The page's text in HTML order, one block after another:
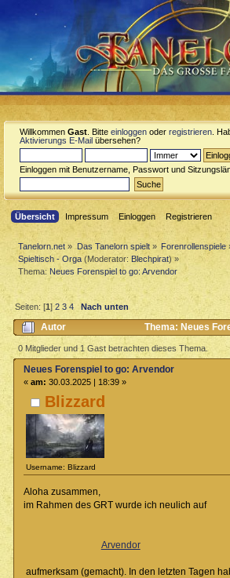
Willkommen Gast . Bitte einloggen oder registrieren .
Aktivierungs E-Mail übersehen?
Einloggen mit Benutzername, Passwort und
Übersicht Impressum Einloggen Registrieren
Tanelorn.net » Das Tanelorn spielt» Forenrollenspiele
Spieltisch - Orga(Moderator:Blechpirat) »
Thema:Neues Forenspiel to go: Arvendor
Seiten: [1]2 3 4 Nach unten
Autor
Thema: Neues
(Gelesen 7646 mal)
0 Mitglieder und 1 Gast betrachten dieses Thema.
Blizzard
Username: Blizzard
Neues Forenspiel to go: Arvendor
« am: 30.03.2025 | 18:39 »
Aloha zusammen,
im Rahmen des GRT wurde ich neulich auf
Arvendor
aufmerksam (gemacht). In den letzten Tagen